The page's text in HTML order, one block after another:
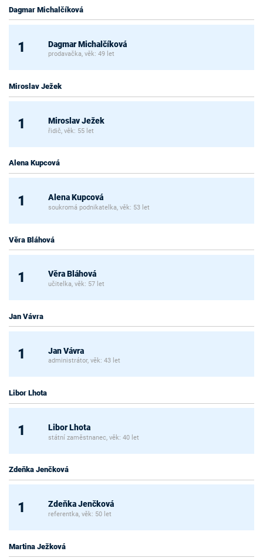
Dagmar Michalčíková
1 Dagmar Michalčíková
prodavačka, věk: 49 let
Miroslav Ježek
1 Miroslav Ježek
řidič, věk: 55 let
Alena Kupcová
1 Alena Kupcová
soukromá podnikatelka, věk: 53 let
Věra Bláhová
1 Věra Bláhová
učitelka, věk: 57 let
Jan Vávra
1 Jan Vávra
administrátor, věk: 43 let
Libor Lhota
1 Libor Lhota
státní zaměstnanec, věk: 40 let
Zdeňka Jenčková
1 Zdeňka Jenčková
referentka, věk: 50 let
Martina Ježková